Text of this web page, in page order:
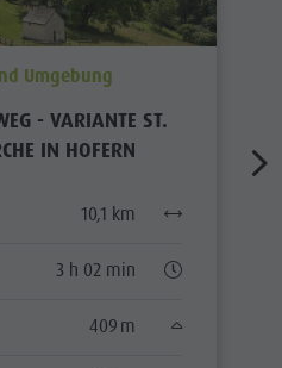
Umgebung
- VARIANTE ST.
IN HOFERN
10,1 km
3 h 02 min
409 m